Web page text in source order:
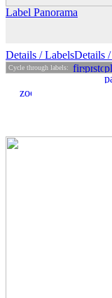
Label Panorama
Details / LabelsDetails /
Cycle through labels: